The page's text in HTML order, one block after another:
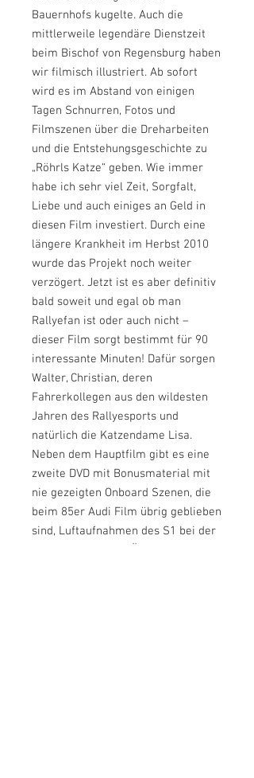
Bauernhofs kugelte. Auch die
mittlerweile legendäre Dienstzeit
beim Bischof von Regensburg haben
wir filmisch illustriert. Ab sofort
wird es im Abstand von einigen
Tagen Schnurren, Fotos und
Filmszenen über die Dreharbeiten
und die Entstehungsgeschichte zu
„Röhrls Katze“ geben. Wie immer
habe ich sehr viel Zeit, Sorgfalt,
Liebe und auch einiges an Geld in
diesen Film investiert. Durch eine
längere Krankheit im Herbst 2010
wurde das Projekt noch weiter
verzögert. Jetzt ist es aber definitiv
bald soweit und egal ob man
Rallyefan ist oder auch nicht –
dieser Film sorgt bestimmt für 90
interessante Minuten! Dafür sorgen
Walter, Christian, deren
Fahrerkollegen aus den wildesten
Jahren des Rallyesports und
natürlich die Katzendame Lisa.
Neben dem Hauptfilm gibt es eine
zweite DVD mit Bonusmaterial mit
nie gezeigten Onboard Szenen, die
beim 85er Audi Film übrig geblieben
sind, Luftaufnahmen des S1 bei der